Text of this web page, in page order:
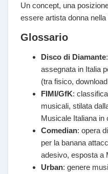
Un concept, una
essere artista donna
Glossario
Disco di Diamante
assegnata in Italia
(tra fisico,
FIMI/GfK:
musicali, stilata
Musicale Italiana in
Comedian: opera
per la banana
adesivo, esposta a
Urban: genere